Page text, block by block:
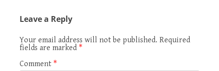
Leave a Reply
Your email address will not be published. Required
fields are marked *
Comment *